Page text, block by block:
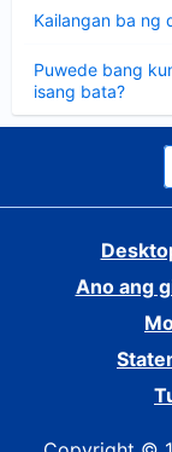
Kailangan ba ng
ang
Puwede bang
isang bata?
ang
sagot
Ano ang